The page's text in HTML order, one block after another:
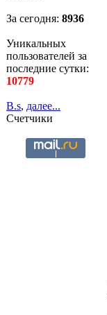
За сегодня: 8936
Уникальных
пользователей за
последние сутки:
10779
B.s, далее...
Счетчики